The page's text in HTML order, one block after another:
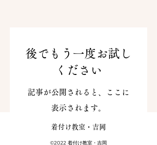
後でもう一度お試し
ください
記事が公開されると、ここに
表示されます。
着付け教室・吉岡
©2022 着付け教室・吉岡